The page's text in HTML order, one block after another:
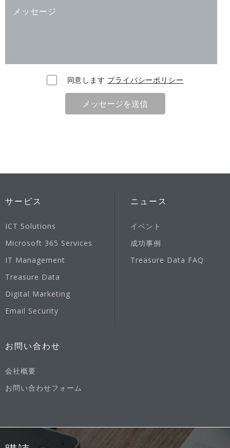
同意します プライバシーポリシー
メッセージを送信
サービス
ICT Solutions
Microsoft 365 Services
IT Management
Treasure Data
Digital Marketing
Email Security
ニュース
イベント
成功事例
Treasure Data FAQ
お問い合わせ
会社概要
お問い合わせフォーム